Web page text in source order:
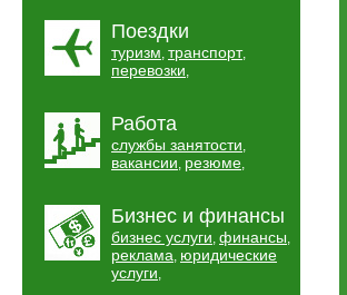
Поездки
туризм, транспорт,
перевозки,
Работа
службы занятости,
вакансии, резюме,
Бизнес и финансы
бизнес услуги, финансы,
реклама, юридические
услуги,